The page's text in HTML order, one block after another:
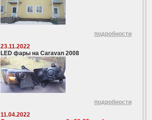
подробности
23.11.2022
LED фары на Caravan 2008
подробности
11.04.2022